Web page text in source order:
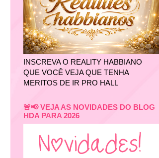
INSCREVA O REALITY HABBIANO
QUE VOCÊ VEJA QUE TENHA
MERITOS DE IR PRO HALL
🚨📢 VEJA AS NOVIDADES DO BLOG
HDA PARA 2026